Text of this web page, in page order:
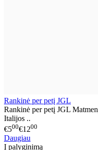
Rankinė per petį JGL
Rankinė per petį JGL
Italijos ..
€500€1200
Daugiau
Į palyginimą